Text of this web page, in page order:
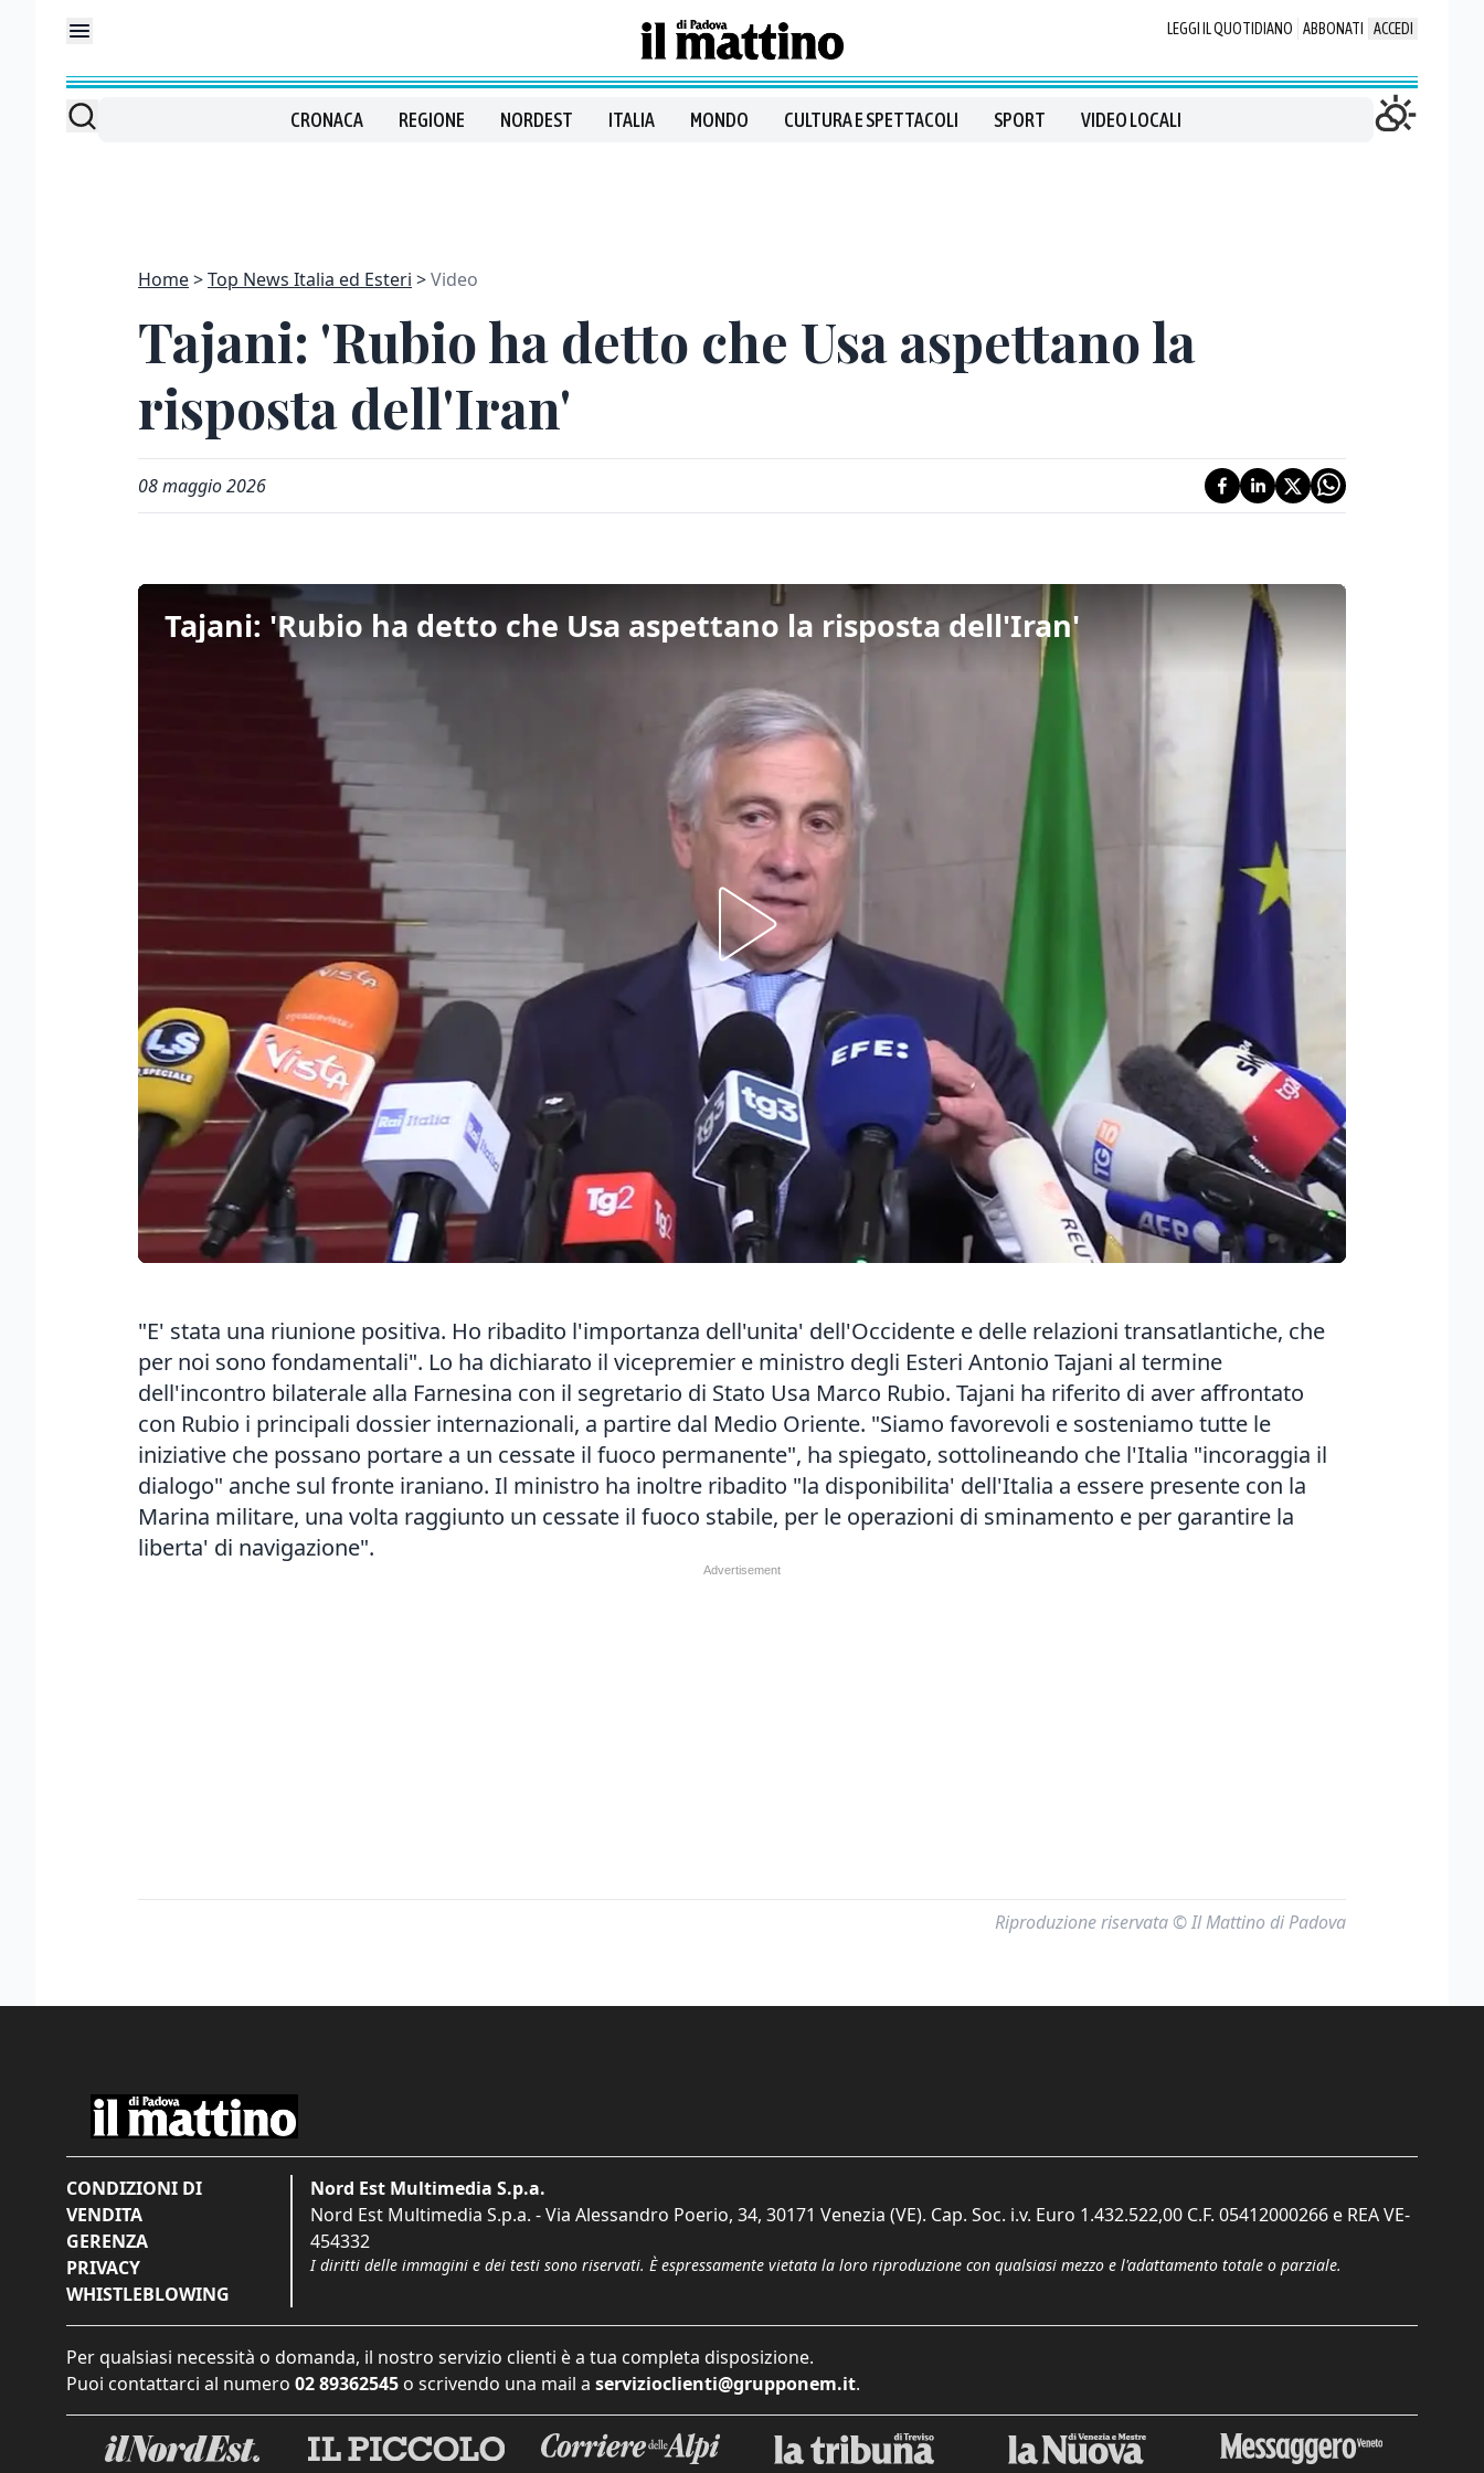
LEGGI IL QUOTIDIANO ABBONATI ACCEDI
CRONACA REGIONE NORDEST ITALIA MONDO CULTURA E SPETTACOLI SPORT VIDEO LOCALI
Home Top News Italia ed Esteri Video
Tajani: 'Rubio ha detto che Usa aspettano la
risposta dell'Iran'
08 maggio 2026
Tajani: 'Rubio ha detto che Usa aspettano la risposta dell'Iran'
"E' stata una riunione positiva. Ho ribadito l'importanza dell'unita' dell'Occidente e delle relazioni transatlantiche, che
per noi sono fondamentali". Lo ha dichiarato il vicepremier e ministro degli Esteri Antonio Tajani al termine
dell'incontro bilaterale alla Farnesina con il segretario di Stato Usa Marco Rubio. Tajani ha riferito di aver affrontato
con Rubio i principali dossier internazionali, a partire dal Medio Oriente. "Siamo favorevoli e sosteniamo tutte le
iniziative che possano portare a un cessate il fuoco permanente", ha spiegato, sottolineando che l'Italia "incoraggia il
dialogo" anche sul fronte iraniano. Il ministro ha inoltre ribadito "la disponibilita' dell'Italia a essere presente con la
Marina militare, una volta raggiunto un cessate il fuoco stabile, per le operazioni di sminamento e per garantire la
liberta' di navigazione".
Riproduzione riservata © Il Mattino di Padova
CONDIZIONI DI
VENDITA
GERENZA
PRIVACY
WHISTLEBLOWING
Nord Est Multimedia S.p.a.
Nord Est Multimedia S.p.a. - Via Alessandro Poerio, 34, 30171 Venezia (VE). Cap. Soc. i.v. Euro 1.432.522,00 C.F. 05412000266 e REA VE-
454332
I diritti delle immagini e dei testi sono riservati. È espressamente vietata la loro riproduzione con qualsiasi mezzo e l'adattamento totale o parziale.
Per qualsiasi necessità o domanda, il nostro servizio clienti è a tua completa disposizione.
Puoi contattarci al numero 02 89362545 o scrivendo una mail a servizioclienti@grupponem.it.